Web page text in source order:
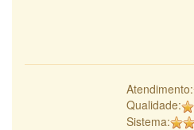
Atendimento:
Qualidade:
Sistema: